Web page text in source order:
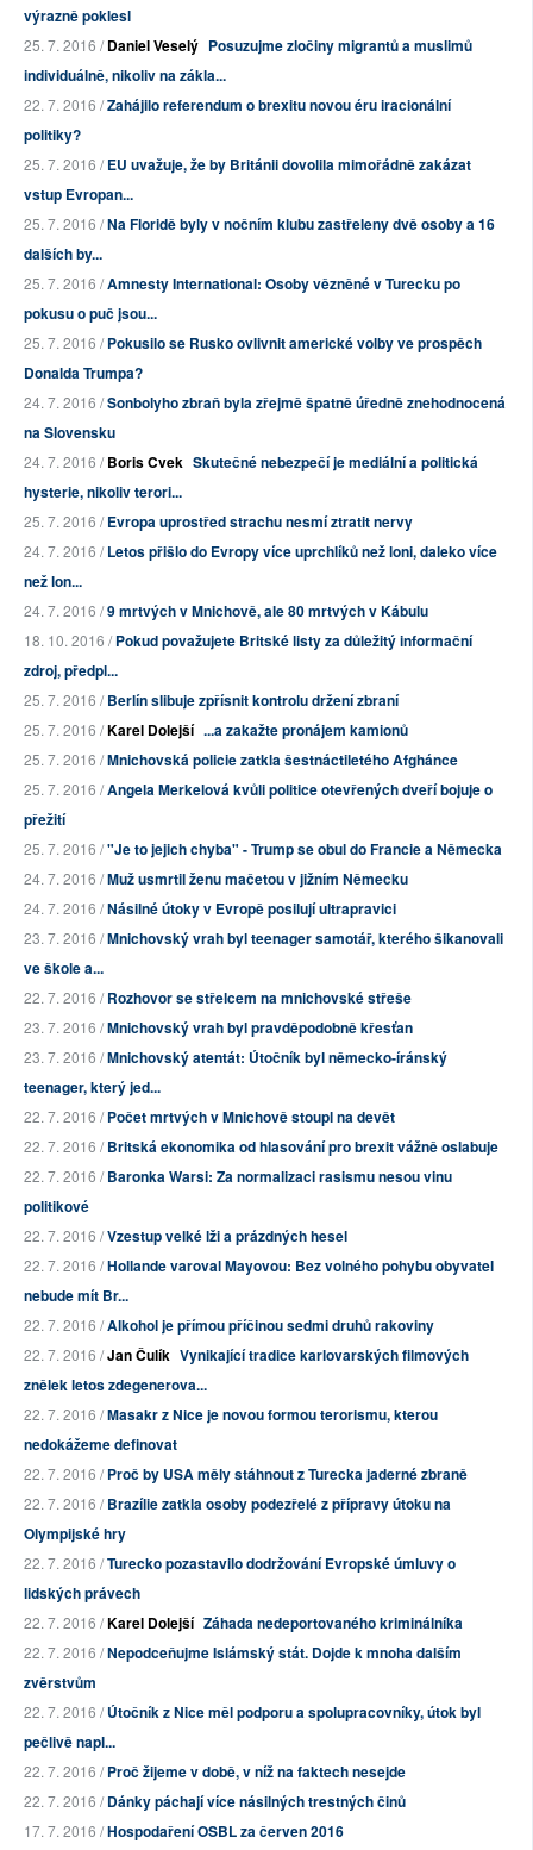
výrazně poklesl
25. 7. 2016 /Daniel Veselý Posuzujme zločiny migrantů a muslimů
individuálně, nikoliv na zákla...
22. 7. 2016 /Zahájilo referendum o brexitu novou éru iracionální
politiky?
25. 7. 2016 /EU uvažuje, že by Británii dovolila mimořádně zakázat
vstup Evropan...
25. 7. 2016 /Na Floridě byly v nočním klubu zastřeleny dvě osoby a 16
dalších by...
25. 7. 2016 /Amnesty International: Osoby vězněné v Turecku po
pokusu o puč jsou...
25. 7. 2016 /Pokusilo se Rusko ovlivnit americké volby ve prospěch
Donalda Trumpa?
24. 7. 2016 /Sonbolyho zbraň byla zřejmě špatně úředně znehodnocená
na Slovensku
24. 7. 2016 /Boris Cvek Skutečné nebezpečí je mediální a politická
hysterie, nikoliv terori...
25. 7. 2016 /Evropa uprostřed strachu nesmí ztratit nervy
24. 7. 2016 /Letos přišlo do Evropy více uprchlíků než loni, daleko více
než lon...
24. 7. 2016 /9 mrtvých v Mnichově, ale 80 mrtvých v Kábulu
18. 10. 2016 /Pokud považujete Britské listy za důležitý informační
zdroj, předpl...
25. 7. 2016 /Berlín slibuje zpřísnit kontrolu držení zbraní
25. 7. 2016 /Karel Dolejší ...a zakažte pronájem kamionů
25. 7. 2016 /Mnichovská policie zatkla šestnáctiletého Afghánce
25. 7. 2016 /Angela Merkelová kvůli politice otevřených dveří bojuje o
přežití
25. 7. 2016 /"Je to jejich chyba" - Trump se obul do Francie a Německa
24. 7. 2016 /Muž usmrtil ženu mačetou v jižním Německu
24. 7. 2016 /Násilné útoky v Evropě posilují ultrapravici
23. 7. 2016 /Mnichovský vrah byl teenager samotář, kterého šikanovali
ve škole a...
22. 7. 2016 /Rozhovor se střelcem na mnichovské střeše
23. 7. 2016 /Mnichovský vrah byl pravděpodobně křesťan
23. 7. 2016 /Mnichovský atentát: Útočník byl německo-íránský
teenager, který jed...
22. 7. 2016 /Počet mrtvých v Mnichově stoupl na devět
22. 7. 2016 /Britská ekonomika od hlasování pro brexit vážně oslabuje
22. 7. 2016 /Baronka Warsi: Za normalizaci rasismu nesou vinu
politikové
22. 7. 2016 /Vzestup velké lži a prázdných hesel
22. 7. 2016 /Hollande varoval Mayovou: Bez volného pohybu obyvatel
nebude mít Br...
22. 7. 2016 /Alkohol je přímou příčinou sedmi druhů rakoviny
22. 7. 2016 /Jan Čulík Vynikající tradice karlovarských filmových
znělek letos zdegenerova...
22. 7. 2016 /Masakr z Nice je novou formou terorismu, kterou
nedokážeme definovat
22. 7. 2016 /Proč by USA měly stáhnout z Turecka jaderné zbraně
22. 7. 2016 /Brazílie zatkla osoby podezřelé z přípravy útoku na
Olympijské hry
22. 7. 2016 /Turecko pozastavilo dodržování Evropské úmluvy o
lidských právech
22. 7. 2016 /Karel Dolejší Záhada nedeportovaného kriminálníka
22. 7. 2016 /Nepodceňujme Islámský stát. Dojde k mnoha dalším
zvěrstvům
22. 7. 2016 /Útočník z Nice měl podporu a spolupracovníky, útok byl
pečlivě napl...
22. 7. 2016 /Proč žijeme v době, v níž na faktech nesejde
22. 7. 2016 /Dánky páchají více násilných trestných činů
17. 7. 2016 /Hospodaření OSBL za červen 2016